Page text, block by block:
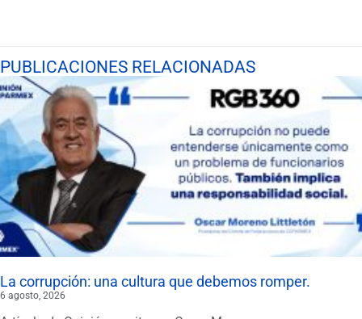
PUBLICACIONES RELACIONADAS
La corrupción: una cultura que debemos romper.
6 agosto, 2026